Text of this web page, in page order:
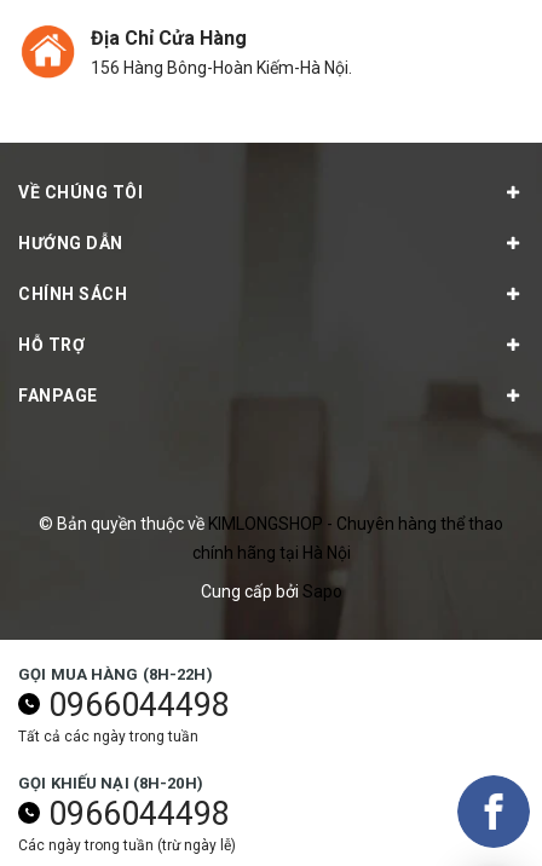
Địa Chỉ Cửa Hàng
156 Hàng Bông-Hoàn Kiếm-Hà Nội.
VỀ CHÚNG TÔI
HƯỚNG DẪN
CHÍNH SÁCH
HỖ TRỢ
FANPAGE
© Bản quyền thuộc về KIMLONGSHOP - Chuyên hàng thể thao
chính hãng tại Hà Nội
Cung cấp bởi Sapo
GỌI MUA HÀNG (8H-22H)
0966044498
Tất cả các ngày trong tuần
GỌI KHIẾU NẠI (8H-20H)
0966044498
Các ngày trong tuần (trừ ngày lễ)